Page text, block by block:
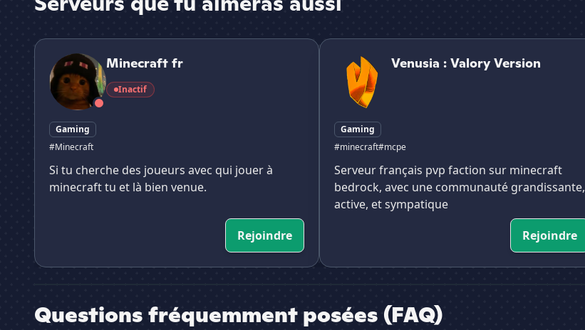
Minecraft fr
Minecraft fr
Inactif
Gaming
#Minecraft
Si tu cherche des joueurs avec qui jouer à
minecraft tu et là bien venue.
Rejoindre
Venusia : Valory Version
Venusia : Valory Version
Gaming
#minecraft#mcpe
Serveur français pvp faction sur minecraft
bedrock, avec une communauté grandissante,
active, et sympatique
Rejoindre
Questions fréquemment posées (FAQ)